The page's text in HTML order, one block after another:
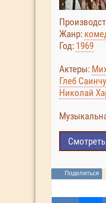
Жанр:
Год: 1969
Актеры:
Глеб
Николай
Поделиться